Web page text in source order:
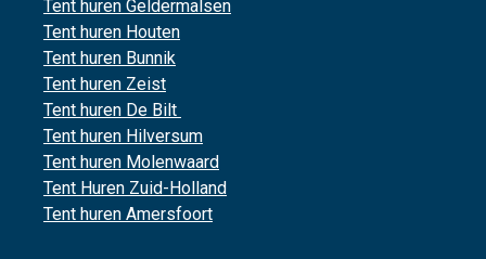
Tent huren Geldermalsen
Tent huren Houten
Tent huren Bunnik
Tent huren Zeist
Tent huren De Bilt
Tent huren Hilversum
Tent huren Molenwaard
Tent Huren Zuid-Holland
Tent huren Amersfoort